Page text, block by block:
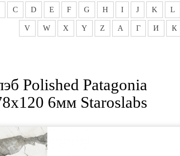
C D E F G H I J K L
V W X Y Z А Г И К
Polished Patagonia
6мм Staroslabs